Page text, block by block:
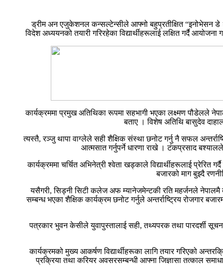
ड्रीम अन एजुकेशनल कन्सल्टेन्सीले आफ्नो बहुप्रतीक्षित “इनोभेसन डे
विदेश अध्ययनको तयारी गरिरहेका विद्यार्थीहरूलाई लक्षित गर्दै
कार्यक्रममा प्रमुख अतिथिका रूपमा सहभागी भएका लक्ष्मण पौडेलले
बताए । विशेष अतिथि बासुदेव
त्यस्तै, रञ्जु थापा वाग्लेले सही शैक्षिक संस्था छनोट गर्नु नै सफल
आत्मसात गर्नुपर्ने धारणा राखे । टंकप्रसाद बश्यालले
कार्यक्रममा चर्चित अभिनेत्री श्वेता खड्काले विद्यार्थीहरूलाई
बजारको माग बुझ्दै
यसैगरी, सिड्नी सिटी कलेज अफ म्यानेजमेन्टकी रति महर्जनले नेपालमै
सम्बन्ध भएका शैक्षिक कार्यक्रम छनोट गर्नुले अन्तर्राष्ट्रिय रोजगार
पत्रकार भुवन केसीले युवापुस्तालाई सही, तथ्यपरक तथा पारदर्शी
कार्यक्रमको मुख्य आकर्षण विद्यार्थीहरूका लागि तयार गरिएको
प्रक्रिया तथा करियर अवसरसम्बन्धी आफ्ना जिज्ञासा तत्काल